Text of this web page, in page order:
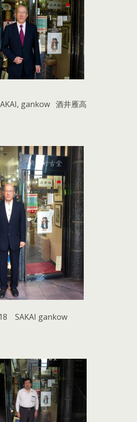
gankow 酒井雁高
SAKAI gankow